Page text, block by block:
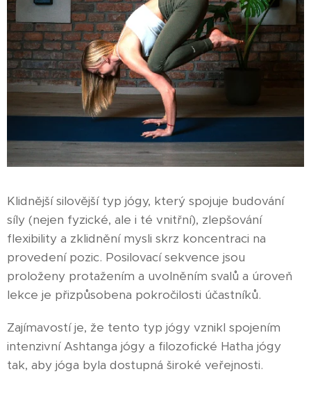
Klidnější silovější typ jógy, který spojuje budování
síly (nejen fyzické, ale i té vnitřní), zlepšování
flexibility a zklidnění mysli skrz koncentraci na
provedení pozic. Posilovací sekvence jsou
proloženy protažením a uvolněním svalů a úroveň
lekce je přizpůsobena pokročilosti účastníků.
Zajímavostí je, že tento typ jógy vznikl spojením
intenzivní Ashtanga jógy a filozofické Hatha jógy
tak, aby jóga byla dostupná široké veřejnosti.